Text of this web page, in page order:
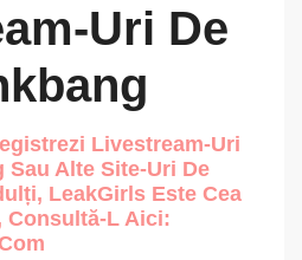
Uri De
Livestream-Uri
Sau Alte Site-Uri De
LeakGirls Este Cea
Consultă-L Aici: